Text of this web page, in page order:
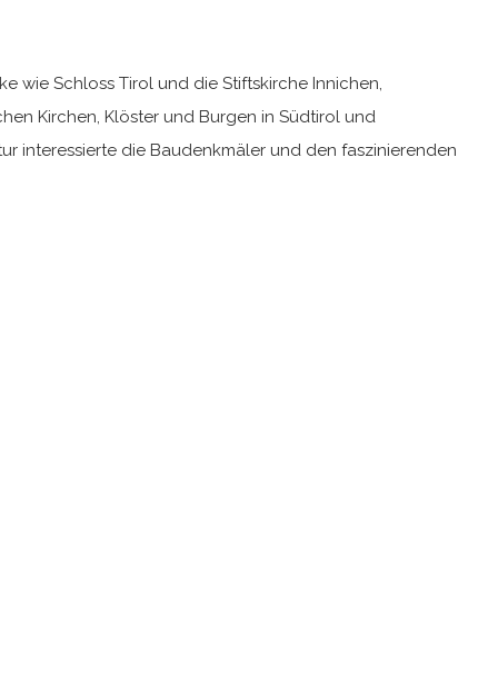
wie Schloss Tirol und die Stiftskirche Innichen,
Kirchen, Klöster und Burgen in Südtirol und
interessierte die Baudenkmäler und den faszinierenden